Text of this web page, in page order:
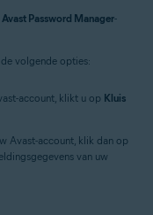
Avast Password Manager-
volgende opties:
account, klikt u op Kluis
Avast-account, klik dan op
van uw